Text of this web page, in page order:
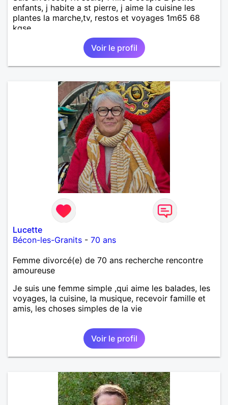
enfants, j habite a st pierre, j aime la cuisine les
plantes la marche,tv, restos et voyages 1m65 68
kgse
Voir le profil
Lucette
Bécon-les-Granits - 70 ans
Femme divorcé(e) de 70 ans recherche rencontre
amoureuse
Je suis une femme simple ,qui aime les balades, les
voyages, la cuisine, la musique, recevoir famille et
amis, les choses simples de la vie
Voir le profil